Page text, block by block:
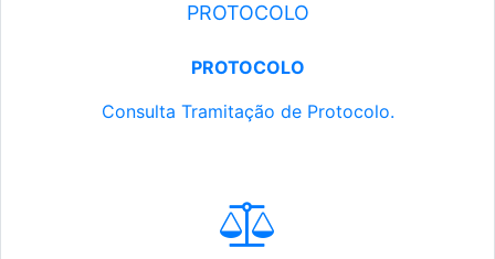
PROTOCOLO
PROTOCOLO
Consulta Tramitação de Protocolo.